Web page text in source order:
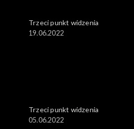
Trzeci punkt widzenia
19.06.2022
Trzeci punkt widzenia
05.06.2022